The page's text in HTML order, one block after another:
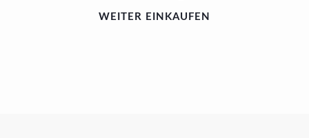
WEITER EINKAUFEN